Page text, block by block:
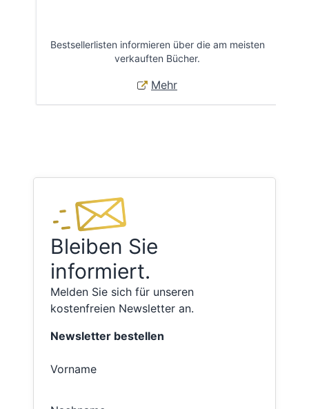
Bestsellerlisten informieren über die am meisten
verkauften Bücher.
Mehr
Bleiben Sie
informiert.
Melden Sie sich für unseren
kostenfreien Newsletter an.